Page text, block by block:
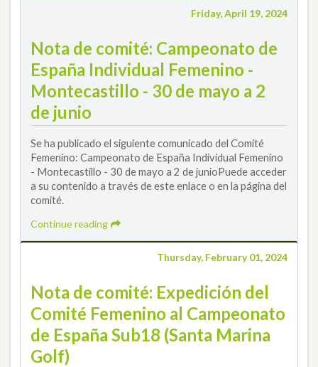
Friday, April 19, 2024
Nota de comité: Campeonato de
España Individual Femenino -
Montecastillo - 30 de mayo a 2
de junio
Se ha publicado el siguiente comunicado del Comité
Femenino: Campeonato de España Individual Femenino
- Montecastillo - 30 de mayo a 2 de junioPuede acceder
a su contenido a través de este enlace o en la página del
comité.
Continue reading
Thursday, February 01, 2024
Nota de comité: Expedición del
Comité Femenino al Campeonato
de España Sub18 (Santa Marina
Golf)